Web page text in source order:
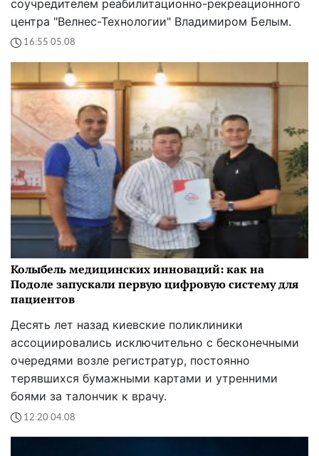
соучредителем реабилитационно-рекреационного
центра "Велнес-Технологии" Владимиром Белым.
16:55 05.08
Колыбель медицинских инноваций: как на
Подоле запускали первую цифровую систему для
пациентов
Десять лет назад киевские поликлиники
ассоциировались исключительно с бесконечными
очередями возле регистратур, постоянно
терявшихся бумажными картами и утренними
боями за талончик к врачу.
12:20 04.08